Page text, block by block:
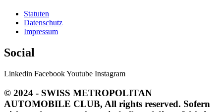
Statuten
Datenschutz
Impressum
Social
Linkedin FacebookYoutube Instagram
© 2024 - SWISS METROPOLITAN
AUTOMOBILE CLUB, All rights reserved. Sofern